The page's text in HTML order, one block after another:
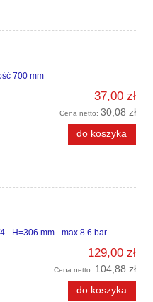
700 mm
37,00 zł
Cena netto: 30,08 zł
do koszyka
- H=306 mm - max 8.6 bar
129,00 zł
Cena netto: 104,88 zł
do koszyka